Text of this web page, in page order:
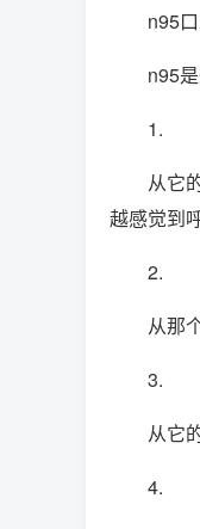
n95
n95
1.
从它
越感觉到
2.
从那
3.
从它
4.